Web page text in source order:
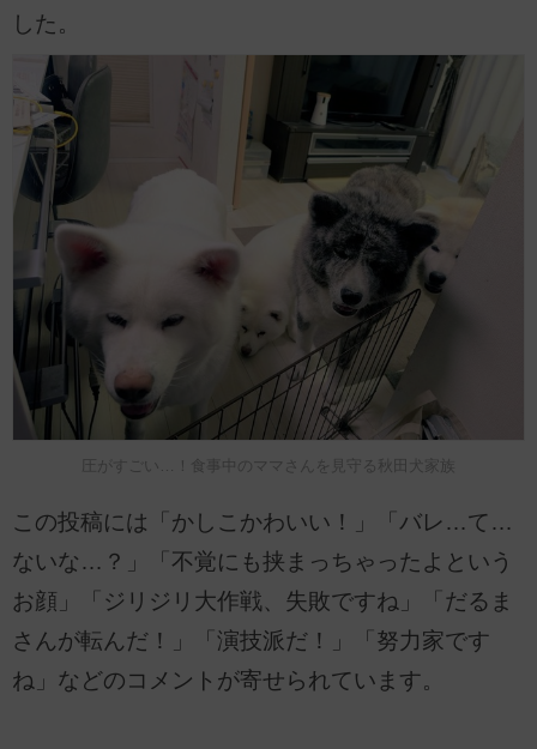
した。
圧がすごい…！食事中のママさんを見守る秋田犬家族
この投稿には「かしこかわいい！」「バレ…て…
ないな…？」「不覚にも挟まっちゃったよという
お顔」「ジリジリ大作戦、失敗ですね」「だるま
さんが転んだ！」「演技派だ！」「努力家です
ね」などのコメントが寄せられています。